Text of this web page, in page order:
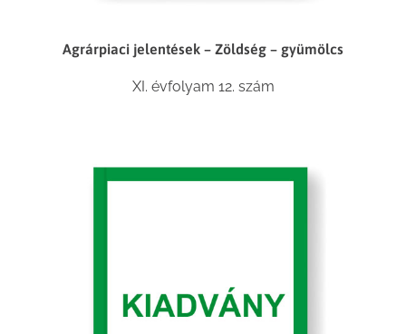
Agrárpiaci jelentések – Zöldség – gyümölcs
XI. évfolyam 12. szám